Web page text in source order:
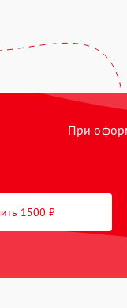
При
1500 ₽